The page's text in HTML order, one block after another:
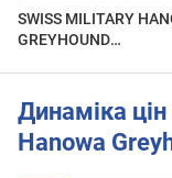
SWISS MILITARY
GREYHOUND
secunda.com.ua
Динаміка
Hanowa